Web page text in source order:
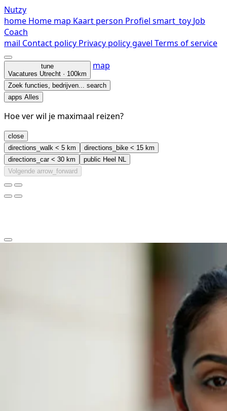
Nutzy
home Home map Kaart person Profiel smart_toy Job
Coach
mail Contact policy Privacy policygavel Terms of service
tune
Vacatures Utrecht · 100km
map
Zoek functies, bedrijven... search
apps Alles
Hoe ver wil je maximaal reizen?
close
directions_walk < 5 km directions_bike < 15 km
directions_car< 30 km public Heel NL
Volgende arrow_forward